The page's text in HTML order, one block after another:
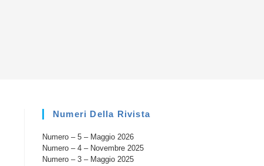
Numeri Della Rivista
Numero – 5 – Maggio 2026
Numero – 4 – Novembre 2025
Numero – 3 – Maggio 2025